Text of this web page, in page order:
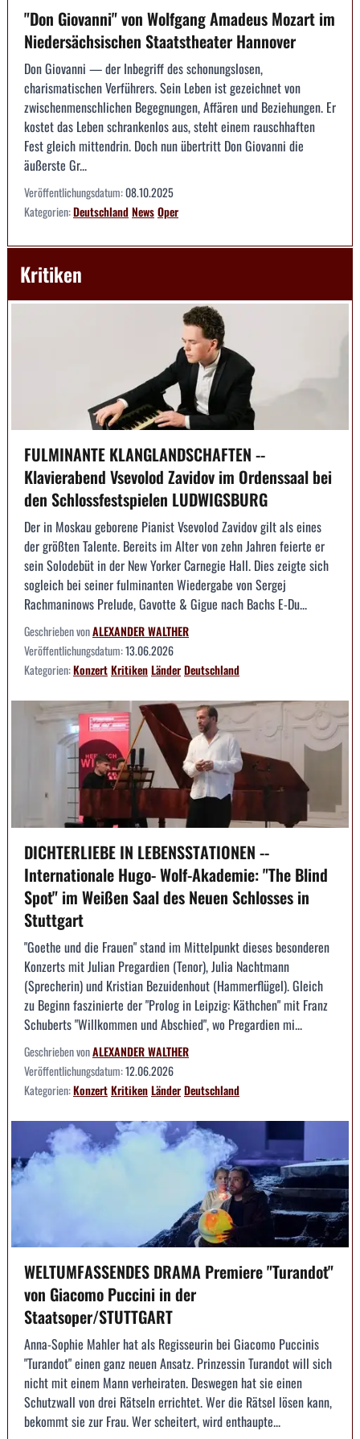
"Don Giovanni" von Wolfgang Amadeus Mozart im
Niedersächsischen Staatstheater Hannover
Don Giovanni — der Inbegriff des schonungslosen,
charismatischen Verführers. Sein Leben ist gezeichnet von
zwischenmenschlichen Begegnungen, Affären und Beziehungen. Er
kostet das Leben schrankenlos aus, steht einem rauschhaften
Fest gleich mittendrin. Doch nun übertritt Don Giovanni die
äußerste Gr...
Veröffentlichungsdatum:08.10.2025
Kategorien:DeutschlandNewsOper
Kritiken
FULMINANTE KLANGLANDSCHAFTEN --
Klavierabend Vsevolod Zavidov im Ordenssaal bei
den Schlossfestspielen LUDWIGSBURG
Der in Moskau geborene Pianist Vsevolod Zavidov gilt als eines
der größten Talente. Bereits im Alter von zehn Jahren feierte er
sein Solodebüt in der New Yorker Carnegie Hall. Dies zeigte sich
sogleich bei seiner fulminanten Wiedergabe von Sergej
Rachmaninows Prelude, Gavotte & Gigue nach Bachs E-Du...
Geschrieben vonALEXANDER WALTHER
Veröffentlichungsdatum:13.06.2026
Kategorien:KonzertKritikenLänderDeutschland
DICHTERLIEBE IN LEBENSSTATIONEN --
Internationale Hugo- Wolf-Akademie: "The Blind
Spot" im Weißen Saal des Neuen Schlosses in
Stuttgart
"Goethe und die Frauen" stand im Mittelpunkt dieses besonderen
Konzerts mit Julian Pregardien (Tenor), Julia Nachtmann
(Sprecherin) und Kristian Bezuidenhout (Hammerflügel). Gleich
zu Beginn faszinierte der "Prolog in Leipzig: Käthchen" mit Franz
Schuberts "Willkommen und Abschied", wo Pregardien mi...
Geschrieben vonALEXANDER WALTHER
Veröffentlichungsdatum:12.06.2026
Kategorien:KonzertKritikenLänderDeutschland
WELTUMFASSENDES DRAMA Premiere "Turandot"
von Giacomo Puccini in der
Staatsoper/STUTTGART
Anna-Sophie Mahler hat als Regisseurin bei Giacomo Puccinis
"Turandot" einen ganz neuen Ansatz. Prinzessin Turandot will sich
nicht mit einem Mann verheiraten. Deswegen hat sie einen
Schutzwall von drei Rätseln errichtet. Wer die Rätsel lösen kann,
bekommt sie zur Frau. Wer scheitert, wird enthaupte...